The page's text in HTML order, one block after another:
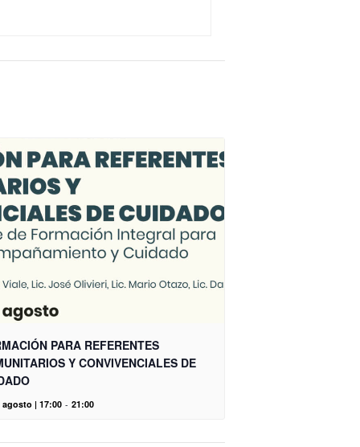
PARA REFERENTES
Y CONVIVENCIALES DE
agosto | 17:00 - 21:00